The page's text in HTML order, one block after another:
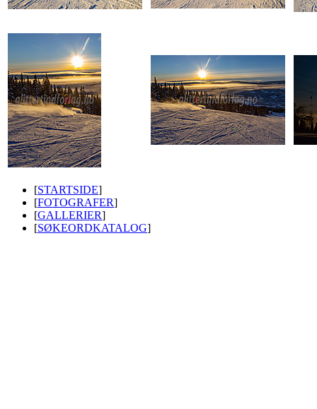
[STARTSIDE]
[FOTOGRAFER]
[GALLERIER]
[SØKEORDKATALOG]